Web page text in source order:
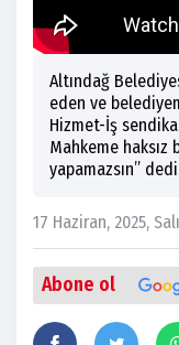
Altındağ
eden ve
Hizmet-İş
Mahkeme haksız
yapamazsın”
17 Haziran, 2025,
Abone ol